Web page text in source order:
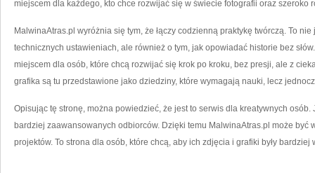
miejscem dla każdego, kto chce rozwijać się w świecie fotografii oraz szeroko
MalwinaAtras.pl wyróżnia się tym, że łączy codzienną praktykę twórczą. To
technicznych ustawieniach, ale również o tym, jak opowiadać historie bez
miejscem dla osób, które chcą rozwijać się krok po kroku, bez presji, ale z
grafika są tu przedstawione jako dziedziny, które wymagają nauki, lecz
Opisując tę stronę, można powiedzieć, że jest to serwis dla kreatywnych osób.
bardziej zaawansowanych odbiorców. Dzięki temu MalwinaAtras.pl może być
projektów. To strona dla osób, które chcą, aby ich zdjęcia i grafiki były bardziej